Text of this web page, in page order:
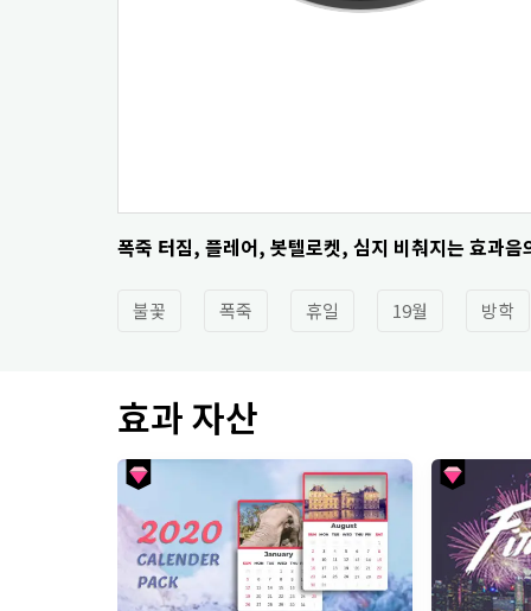
폭죽 터짐, 플레어, 봇텔로켓, 심지 비춰지는 효과음
불꽃 폭죽 휴일 19월 방학
효과 자산